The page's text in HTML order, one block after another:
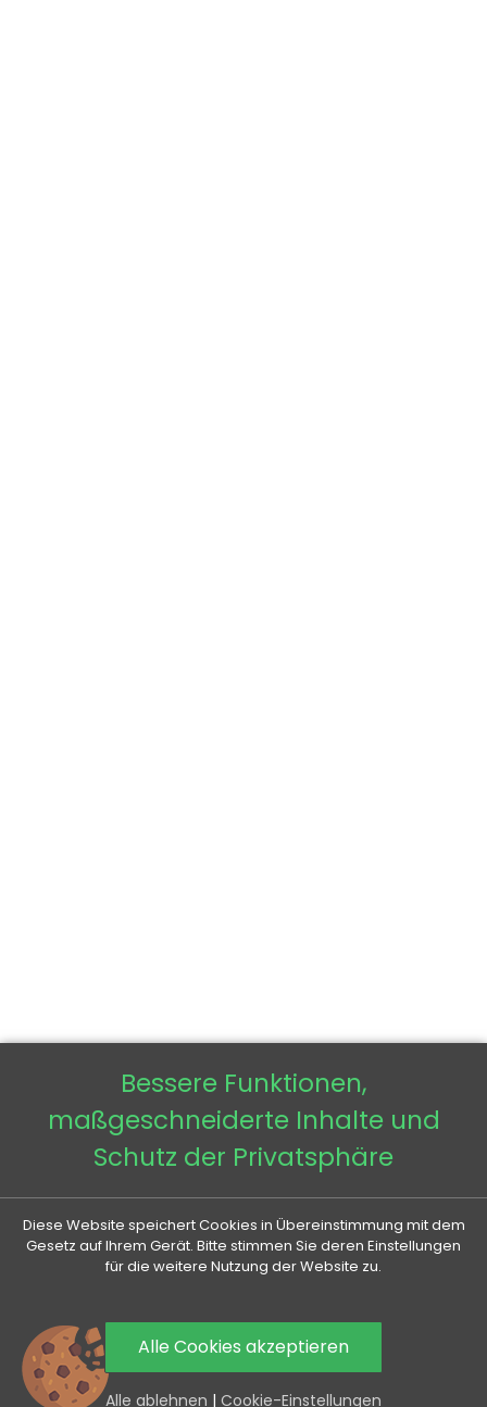
0
Bessere Funktionen,
maßgeschneiderte Inhalte und
Schutz der Privatsphäre
Diese Website speichert Cookies in Übereinstimmung mit dem
Gesetz auf Ihrem Gerät. Bitte stimmen Sie deren Einstellungen
für die weitere Nutzung der Website zu.
Alle Cookies akzeptieren
Alle ablehnen | Cookie-Einstellungen